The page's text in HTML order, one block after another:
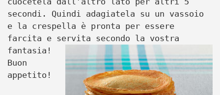
secondi. Quindi adagiatela su un vassoio
e la crespella è pronta per essere
farcita e servita secondo la vostra
fantasia!
Buon
appetito!